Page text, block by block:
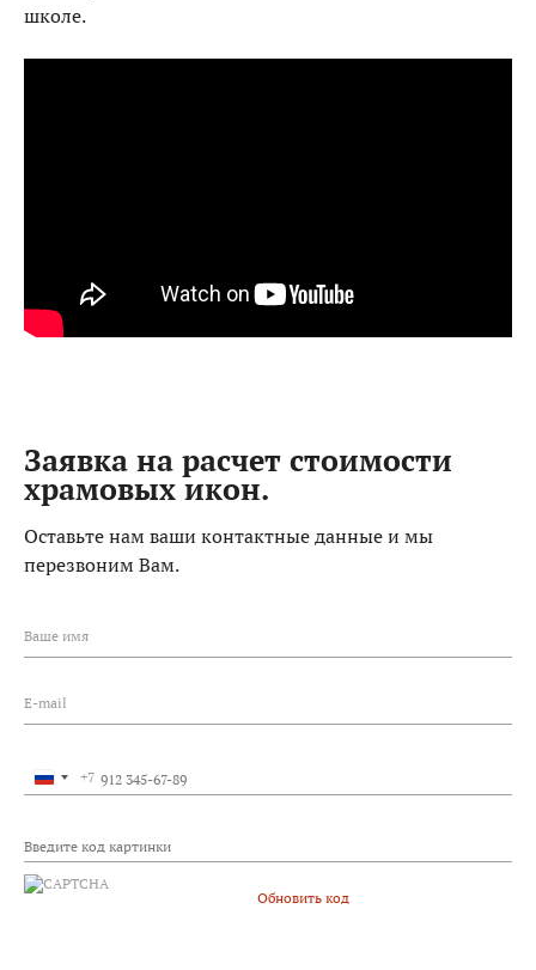
школе.
Заявка на расчет стоимости
храмовых икон.
Оставьте нам ваши контактные данные и мы
перезвоним Вам.
Ваше имя
E-mail
Россия
+7
+7
Обновить код